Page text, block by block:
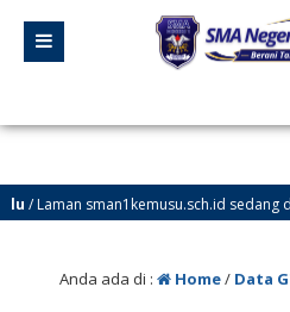
sman1kemusu.sch.id sedang dalam
Anda ada di : Home/ Data